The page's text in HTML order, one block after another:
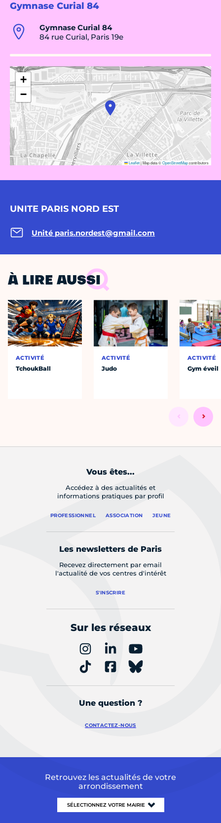
Gymnase Curial 84
Gymnase Curial 84
84 rue Curial, Paris 19e
+
−
Leaflet|Map data ©OpenStreetMapcontributors
UNITE PARIS NORD EST
Unité paris.nordest@gmail.com
À LIRE AUSSI
ACTIVITÉ
TchoukBall
ACTIVITÉ
Judo
ACTIVITÉ
Gym éveil
Vous êtes...
Accédez à des actualités et
informations pratiques par profil
PROFESSIONNEL ASSOCIATION JEUNE
Les newsletters de Paris
Recevez directement par email
l'actualité de vos centres d'intérêt
S'INSCRIRE
Sur les réseaux
Une question ?
CONTACTEZ-NOUS
Retrouvez les actualités de votre
arrondissement